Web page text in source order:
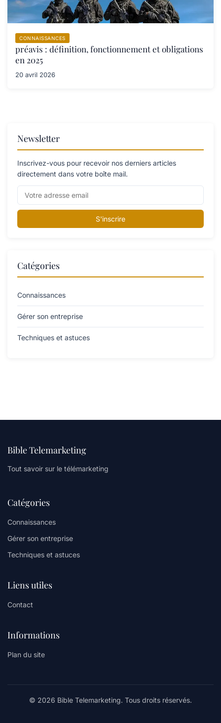
CONNAISSANCES
préavis : définition, fonctionnement et obligations
en 2025
20 avril 2026
Newsletter
Inscrivez-vous pour recevoir nos derniers articles
directement dans votre boîte mail.
S'inscrire
Catégories
Connaissances
Gérer son entreprise
Techniques et astuces
Bible Telemarketing
Tout savoir sur le télémarketing
Catégories
Connaissances
Gérer son entreprise
Techniques et astuces
Liens utiles
Contact
Informations
Plan du site
© 2026 Bible Telemarketing. Tous droits réservés.